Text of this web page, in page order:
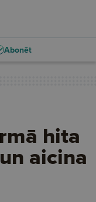
Abonēt
hita
aicina